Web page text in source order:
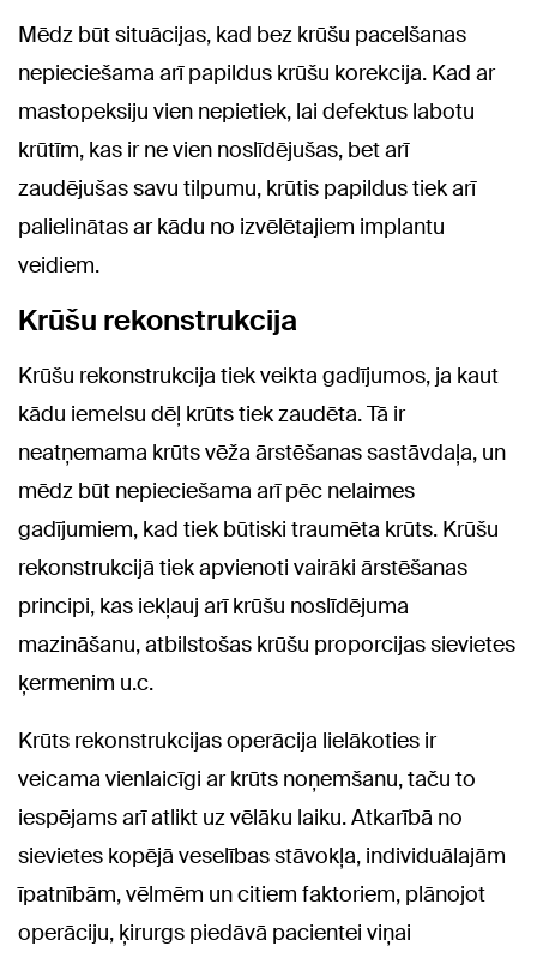
Mēdz būt situācijas, kad bez krūšu pacelšanas
nepieciešama arī papildus krūšu korekcija. Kad ar
mastopeksiju vien nepietiek, lai defektus labotu
krūtīm, kas ir ne vien noslīdējušas, bet arī
zaudējušas savu tilpumu, krūtis papildus tiek arī
palielinātas ar kādu no izvēlētajiem implantu
veidiem.
Krūšu rekonstrukcija
Krūšu rekonstrukcija tiek veikta gadījumos, ja kaut
kādu iemelsu dēļ krūts tiek zaudēta. Tā ir
neatņemama krūts vēža ārstēšanas sastāvdaļa, un
mēdz būt nepieciešama arī pēc nelaimes
gadījumiem, kad tiek būtiski traumēta krūts. Krūšu
rekonstrukcijā tiek apvienoti vairāki ārstēšanas
principi, kas iekļauj arī krūšu noslīdējuma
mazināšanu, atbilstošas krūšu proporcijas sievietes
ķermenim u.c.
Krūts rekonstrukcijas operācija lielākoties ir
veicama vienlaicīgi ar krūts noņemšanu, taču to
iespējams arī atlikt uz vēlāku laiku. Atkarībā no
sievietes kopējā veselības stāvokļa, individuālajām
īpatnībām, vēlmēm un citiem faktoriem, plānojot
operāciju, ķirurgs piedāvā pacientei viņai